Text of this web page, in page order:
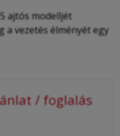
ajtós modelljét
a vezetés élményét egy
/ foglalás